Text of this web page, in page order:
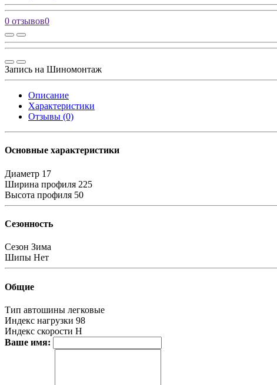
0 отзывов0
Запись на Шиномонтаж
Описание
Характеристики
Отзывы (0)
Основные характеристики
Диаметр 17
Ширина профиля 225
Высота профиля 50
Сезонность
Сезон Зима
Шипы Нет
Общие
Тип автошины легковые
Индекс нагрузки 98
Индекс скорости H
Ваше имя: